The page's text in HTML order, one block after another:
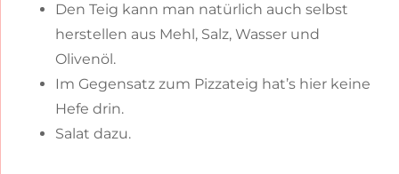
Den Teig kann man natürlich auch selbst
herstellen aus Mehl, Salz, Wasser und
Olivenöl.
Im Gegensatz zum Pizzateig hat’s hier keine
Hefe drin.
Salat dazu.